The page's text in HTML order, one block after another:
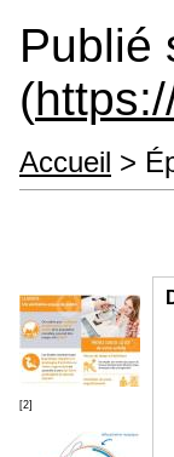
Publié
(
Accueil >
[2]